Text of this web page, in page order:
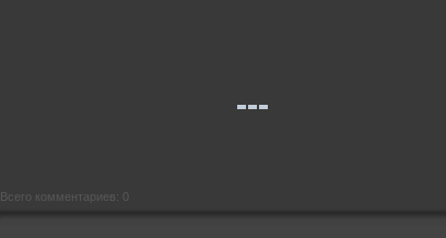
Всего комментариев: 0